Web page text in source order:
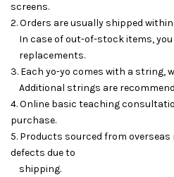
screens.
2. Orders are usually shipped within
In case of out-of-stock items,
replacements.
3. Each yo-yo comes with a string,
Additional strings are
4. Online basic teaching
purchase.
5. Products sourced from
defects due to
shipping.